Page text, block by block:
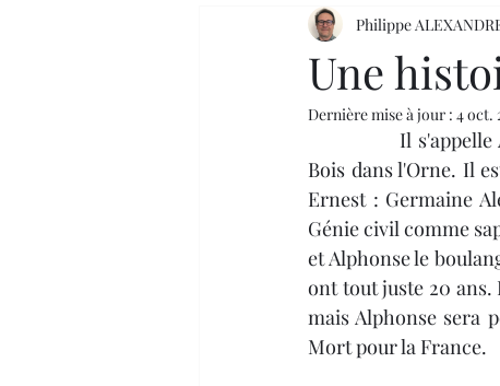
Une
Philippe
Dernière mise à jour : 4 oct.
Bois dans l'Orne. Il
Ernest : Germaine
Génie civil comme
et Alphonse le
ont tout juste 20 ans.
mais Alphonse sera
Mort pour la France.